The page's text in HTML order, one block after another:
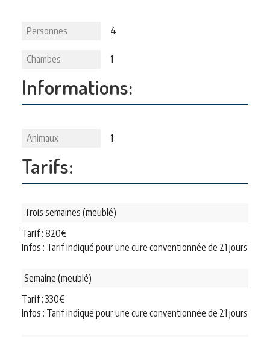
Personnes 4
Chambes 1
Informations:
Animaux 1
Tarifs:
Trois semaines (meublé)
Tarif : 820€
Infos : Tarif indiqué pour une cure conventionnée de 21 jours
Semaine (meublé)
Tarif : 330€
Infos : Tarif indiqué pour une cure conventionnée de 21 jours